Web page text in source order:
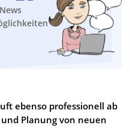
ebenso professionell ab
Planung von neuen